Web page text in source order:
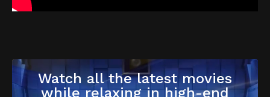
Watch all the latest movies
while relaxing in high-end